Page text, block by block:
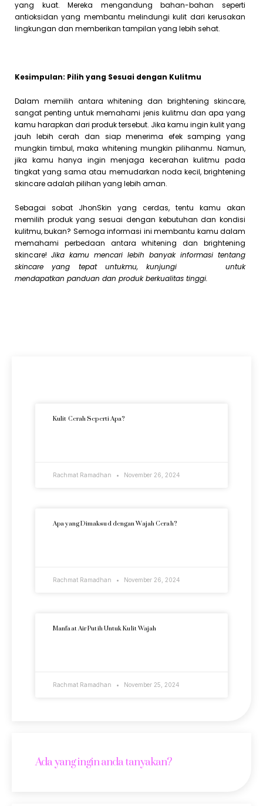
yang kuat. Mereka mengandung bahan-bahan seperti
antioksidan yang membantu melindungi kulit dari kerusakan
lingkungan dan memberikan tampilan yang lebih sehat.
Kesimpulan: Pilih yang Sesuai dengan Kulitmu
Dalam memilih antara whitening dan brightening skincare,
sangat penting untuk memahami jenis kulitmu dan apa yang
kamu harapkan dari produk tersebut. Jika kamu ingin kulit yang
jauh lebih cerah dan siap menerima efek samping yang
mungkin timbul, maka whitening mungkin pilihanmu. Namun,
jika kamu hanya ingin menjaga kecerahan kulitmu pada
tingkat yang sama atau memudarkan noda kecil, brightening
skincare adalah pilihan yang lebih aman.
Sebagai sobat JhonSkin yang cerdas, tentu kamu akan
memilih produk yang sesuai dengan kebutuhan dan kondisi
kulitmu, bukan? Semoga informasi ini membantu kamu dalam
memahami perbedaan antara whitening dan brightening
skincare! Jika kamu mencari lebih banyak informasi tentang
skincare yang tepat untukmu, kunjungi
untuk
mendapatkan panduan dan produk berkualitas tinggi.
Kulit Cerah Seperti Apa?
Rachmat Ramadhan November 26, 2024
Apa yang Dimaksud dengan Wajah Cerah?
Rachmat Ramadhan November 26, 2024
Manfaat Air Putih Untuk Kulit Wajah
Rachmat Ramadhan November 25, 2024
Ada yang ingin anda tanyakan?